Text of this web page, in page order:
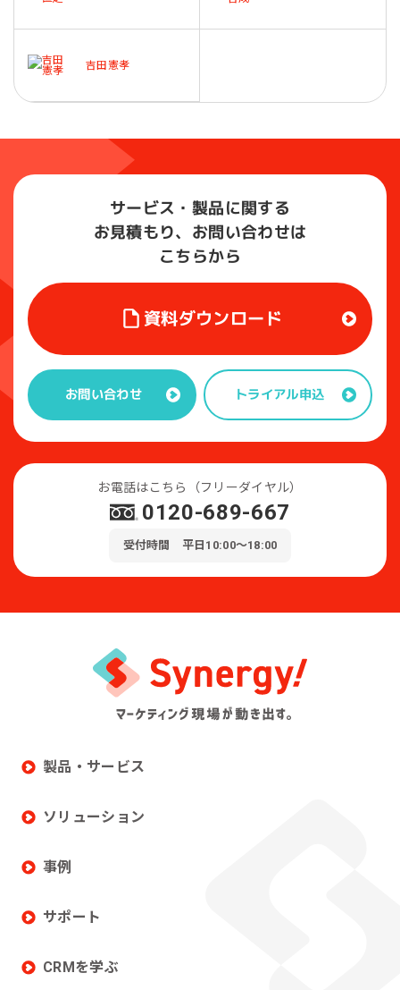
吉田憲孝
サービス・製品に関する
お見積もり、お問い合わせは
こちらから
資料ダウンロード
お問い合わせ トライアル申込
お電話はこちら（フリーダイヤル）
0120-689-667
受付時間 平日10:00～18:00
製品・サービス
ソリューション
事例
サポート
CRMを学ぶ